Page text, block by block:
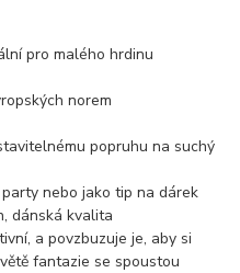
pro malého hrdinu
norem
popruhu na suchý
nebo jako tip na dárek
dánská kvalita
a povzbuzuje je, aby si
fantazie se spoustou